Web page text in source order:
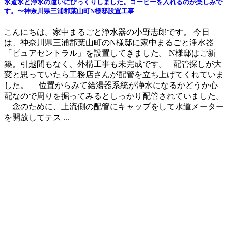
水道水と浄水の違いにびっくりしました。コーヒーを入れるのが楽しみで
す。〜神奈川県三浦郡葉山町N様邸設置工事
こんにちは。家中まるごと浄水器の小野志郎です。 今日
は、神奈川県三浦郡葉山町のN様邸に家中まるごと浄水器
「ピュアセントラル」を設置してきました。 N様邸はご新
築。引越間もなく、外構工事も未完成です。 配管探しが大
変と思っていたら工務店さんが配管を立ち上げてくれていま
した。 位置からみて給湯器系統が浄水になるかどうか心
配なので周りを掘ってみるとしっかり配管されていました。
念のために、上流側の配管にキャップをして水道メーター
を開放してテス ...